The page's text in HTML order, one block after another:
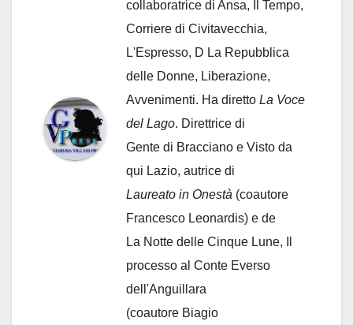
collaboratrice di Ansa, Il Tempo,
Corriere di Civitavecchia,
L'Espresso, D La Repubblica
delle Donne, Liberazione,
Avvenimenti. Ha diretto La Voce
del Lago. Direttrice di
Gente di Bracciano e Visto da
qui Lazio, autrice di
Laureato in Onestà (coautore
Francesco Leonardis) e de
La Notte delle Cinque Lune, Il
processo al Conte Everso
dell'Anguillara
(coautore Biagio